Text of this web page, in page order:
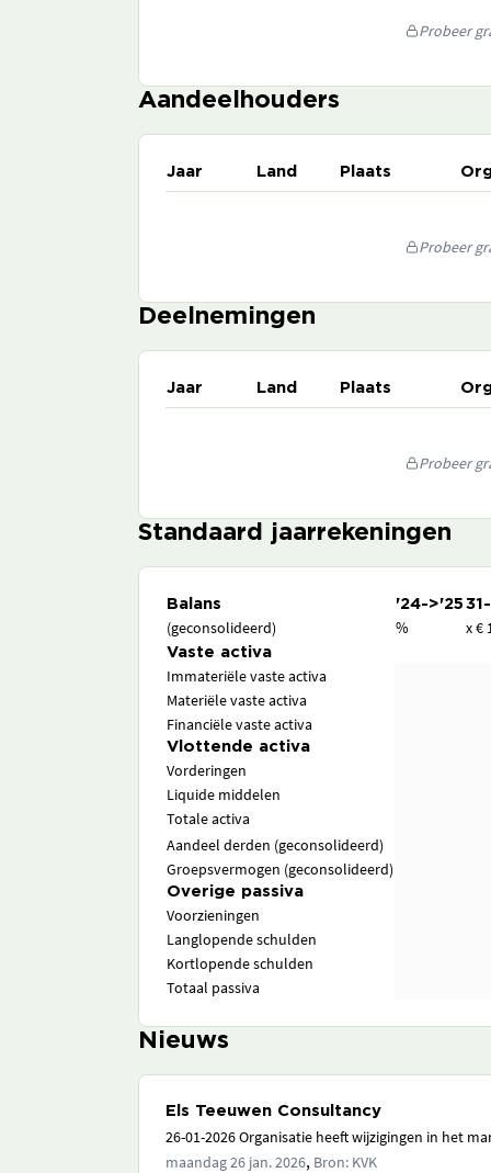
Probeer
Aandeelhouders
Jaar Land Plaats
Probeer
Deelnemingen
Jaar Land Plaats
Probeer
Standaard jaarrekeningen
Balans '24->'25
(geconsolideerd) % x €
Vaste activa
Immateriële vaste activa
Materiële vaste activa
Financiële vaste activa
Vlottende activa
Vorderingen
Liquide middelen
Totale activa
Aandeel derden (geconsolideerd)
Groepsvermogen (geconsolideerd)
Overige passiva
Voorzieningen
Langlopende schulden
Kortlopende schulden
Totaal passiva
Nieuws
Els Teeuwen Consultancy
26-01-2026 Organisatie heeft wijzigingen in het
maandag 26 jan. 2026, Bron: KVK